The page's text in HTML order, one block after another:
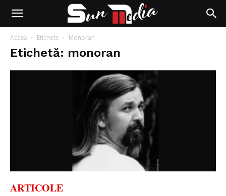
Acasă Etichete Monoran
Etichetă: monoran
ARTICOLE